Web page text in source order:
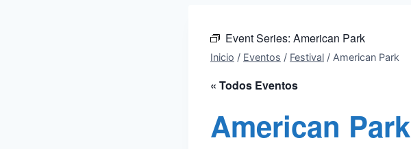
Event Series: American Park
Inicio / Eventos / Festival / American Park
« Todos Eventos
American Park